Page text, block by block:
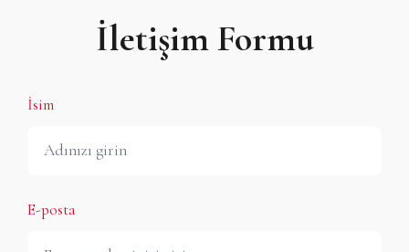
İletişim Formu
İsim
E-posta